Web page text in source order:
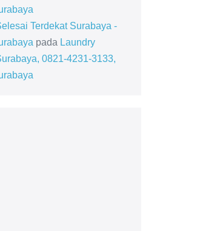
Terdekat Surabaya -
pada Laundry
0821-4231-3133,